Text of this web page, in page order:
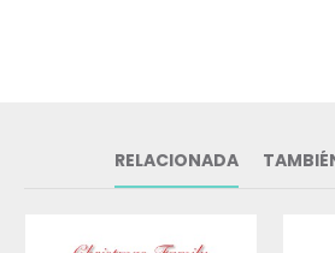
RELACIONADA